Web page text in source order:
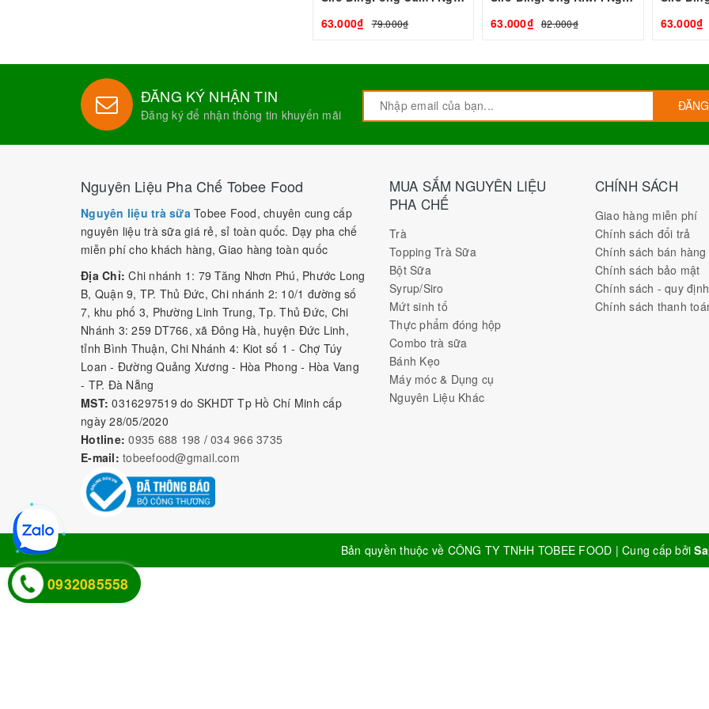
63.000₫
79.000₫
63.000₫ 82.000₫ 63.000₫
ĐĂNG KÝ NHẬN TIN
Đăng ký để nhận thông tin khuyến mãi
Nguyên Liệu Pha Chế Tobee Food
Nguyên liệu trà sữa Tobee Food, chuyên cung cấp
nguyên liệu trà sữa giá rẻ, sỉ toàn quốc. Dạy pha chế
miễn phí cho khách hàng, Giao hàng toàn quốc
Địa Chỉ: Chi nhánh 1: 79 Tăng Nhơn Phú, Phước Long
B, Quận 9, TP. Thủ Đức, Chi nhánh 2: 10/1 đường số
7, khu phố 3, Phường Linh Trung, Tp. Thủ Đức, Chi
Nhánh 3: 259 DT766, xã Đông Hà, huyện Đức Linh,
tỉnh Bình Thuận, Chi Nhánh 4: Kiot số 1 - Chợ Túy
Loan - Đường Quảng Xương - Hòa Phong - Hòa Vang
- TP. Đà Nẵng
MST: 0316297519 do SKHDT Tp Hồ Chí Minh cấp
ngày 28/05/2020
Hotline: 0935 688 198 / 034 966 3735
E-mail: tobeefood@gmail.com
MUA SẮM NGUYÊN LIỆU
PHA CHẾ
Trà
Topping Trà Sữa
Bột Sữa
Syrup/Siro
Mứt sinh tố
Thực phẩm đóng hộp
Combo trà sữa
Bánh Kẹo
Máy móc & Dụng cụ
Nguyên Liệu Khác
CHÍNH SÁCH
Giao hàng miễn phí
Chính sách đổi trả
Chính sách bán hàng
Chính sách bảo mật
Chính sách - quy
Chính sách thanh
Bản quyền thuộc về CÔNG TY TNHH TOBEE FOOD | Cung cấp bởi
0932085558